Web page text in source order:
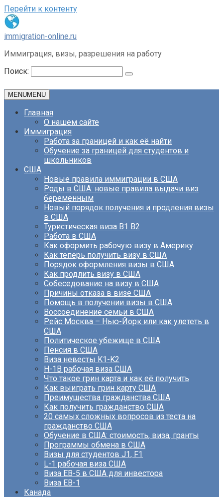
Перейти к контенту
immigration-online.ru
Иммиграция, визы, разрешения на работу
Поиск:
MENUMENU
Главная
О нашем сайте
Иммиграция
Работа за границей и как её найти
Обучение за границей для студентов и
школьников
США
Новые правила иммиграции в США
Роды в США: новые правила выдачи виз
беременным
Новый порядок получения и продления визы
в США
Туристическая виза B1 B2
Работа в США
Как оформить рабочую визу в Америку
Как теперь получить визу в США
Порядок оформления визы в США
Как продлить визу в США
Собеседование на визу в США
Причины отказа в визе США
Помощь в получении визы в США
Воссоединение семьи в США
Рейс Москва – Нью-Йорк или как улететь в
США
Политическое убежище в США
Пенсия в США
Виза невесты K1-K2
H-1B рабочая виза США
Что такое грин карта и как её получить
Как выиграть грин карту США
Преимущества гражданства США
Как получить гражданство США
20 самых сложных вопросов из теста на
гражданство США
Обучение в США: стоимость, виза, гранты
Программы обмена в США
Визы для студентов J1, F1
L-1 рабочая виза США
Виза EB-5 в США для инвестора
Виза ЕВ-1
Канада